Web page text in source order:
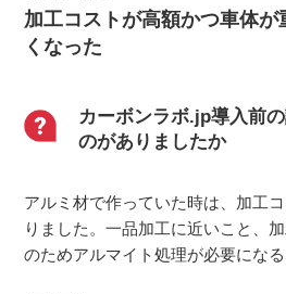
加工コストが高額かつ車体
くなった
カーボンラボ.jp導入前
のがありましたか
アルミ材で作っていた時は、加工
りました。一品加工に近いこと、
のためアルマイト処理が必要になる